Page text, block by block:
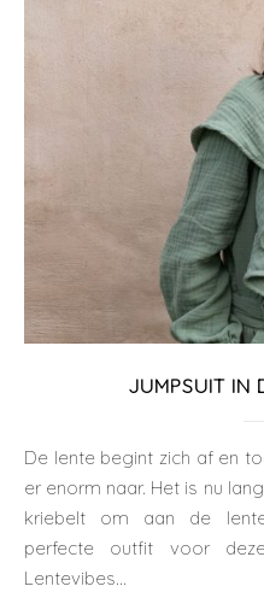
JUMPSUIT IN
De lente begint zich af en toe te tonen, alleszins verlang ik
er enorm naar. Het is nu
kriebelt om aan de
perfecte outfit voor
Lentevibes…